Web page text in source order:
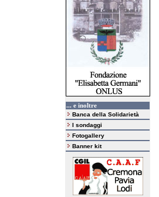
... e inoltre
Banca della Solidarietà
I sondaggi
Fotogallery
Banner kit